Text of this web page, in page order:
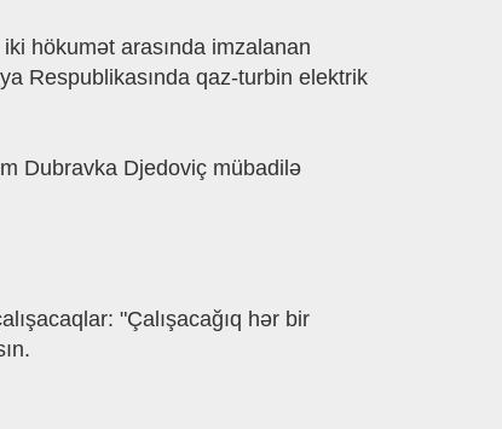
hökumət arasında imzalanan
Respublikasında qaz-turbin elektrik
Dubravka Djedoviç mübadilə
"Çalışacağıq hər bir